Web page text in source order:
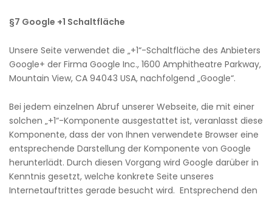
§7 Google +1 Schaltfläche
Unsere Seite verwendet die „+1“-Schaltfläche des Anbieters
Google+ der Firma Google Inc., 1600 Amphitheatre Parkway,
Mountain View, CA 94043 USA, nachfolgend „Google“.
Bei jedem einzelnen Abruf unserer Webseite, die mit einer
solchen „+1“-Komponente ausgestattet ist, veranlasst diese
Komponente, dass der von Ihnen verwendete Browser eine
entsprechende Darstellung der Komponente von Google
herunterlädt. Durch diesen Vorgang wird Google darüber in
Kenntnis gesetzt, welche konkrete Seite unseres
Internetauftrittes gerade besucht wird. Entsprechend den